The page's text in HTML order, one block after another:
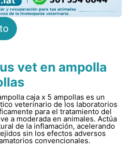
vet en ampolla
caja x 5 ampollas es un
veterinario de los laboratorios
para el tratamiento del
a moderada en animales. Actúa
de la inflamación, acelerando
sin los efectos adversos
convencionales.